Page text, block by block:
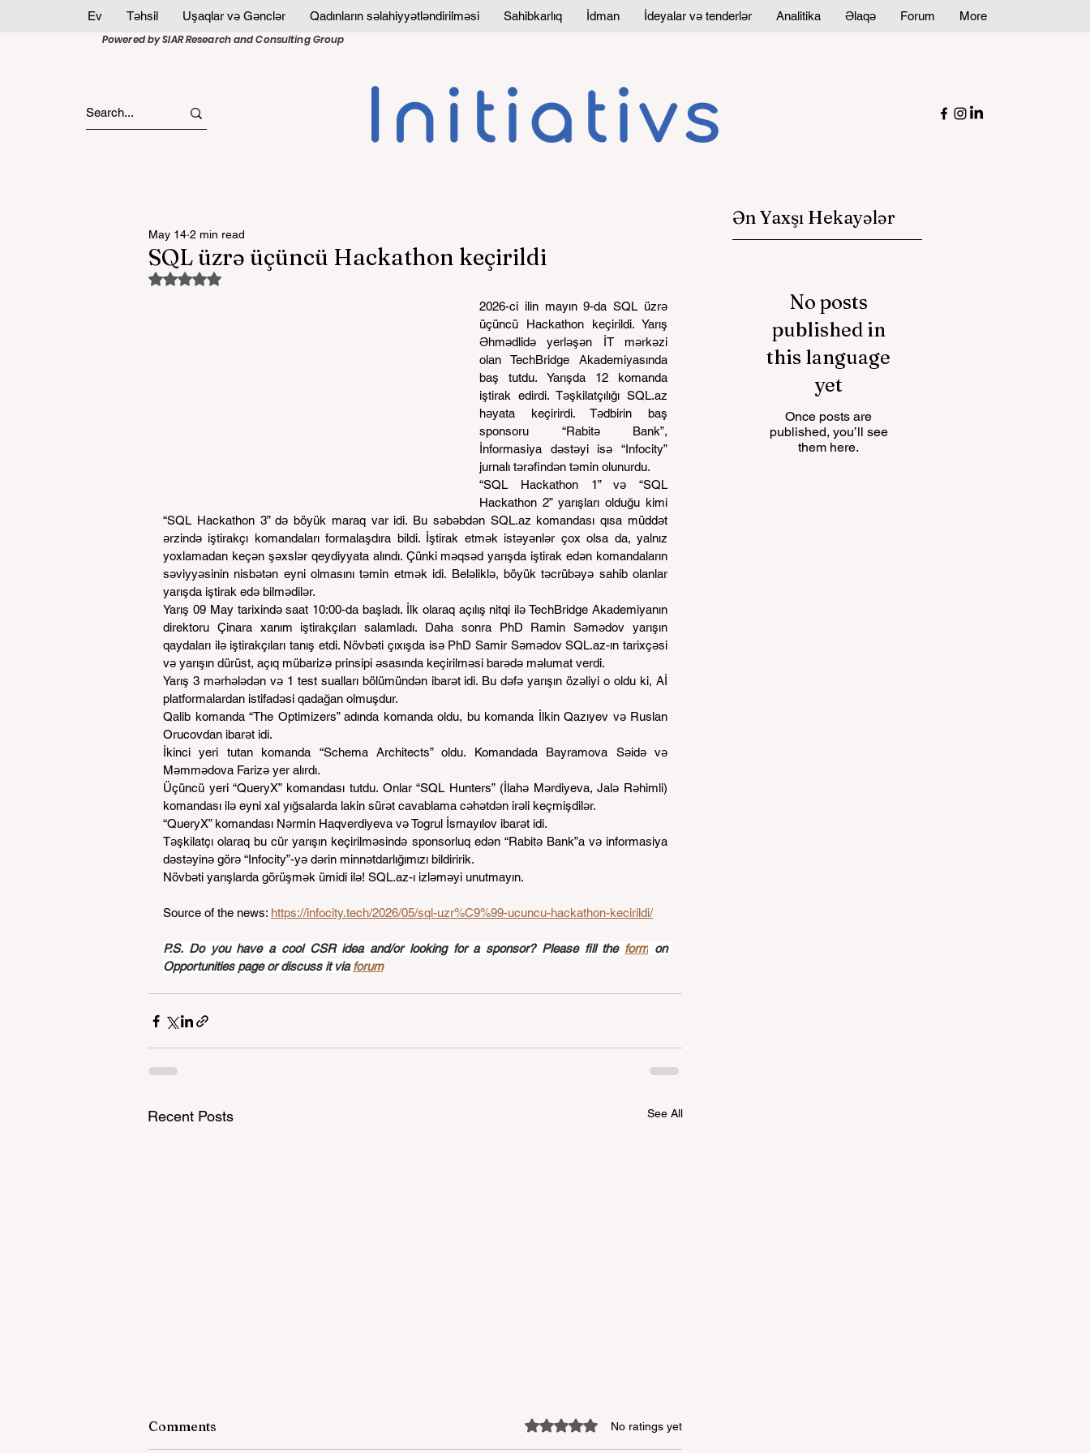
Ev Təhsil Uşaqlar və Gənclər Qadınların səlahiyyətləndirilməsi Sahibkarlıq İdman İdeyalar və tenderlər Analitika Əlaqə Forum
More
Powered by SIAR Research and Consulting Group
SQL üzrə üçüncü Hackathon keçirildi
May 14 2 min read
Rated NaN out of 5 stars.
2026-ci ilin mayın 9-da SQL üzrə
üçüncü Hackathon keçirildi. Yarış
Əhmədlidə yerləşən İT mərkəzi
olan TechBridge Akademiyasında
baş tutdu. Yarışda 12 komanda
iştirak edirdi. Təşkilatçılığı SQL.az
həyata keçirirdi. Tədbirin baş
sponsoru “Rabitə Bank”,
İnformasiya dəstəyi isə “Infocity”
jurnalı tərəfindən təmin olunurdu.
“SQL Hackathon 1” və “SQL
Hackathon 2” yarışları olduğu kimi
“SQL Hackathon 3” də böyük maraq var idi. Bu səbəbdən SQL.az komandası qısa müddət
ərzində iştirakçı komandaları formalaşdıra bildi. İştirak etmək istəyənlər çox olsa da, yalnız
yoxlamadan keçən şəxslər qeydiyyata alındı. Çünki məqsəd yarışda iştirak edən komandaların
səviyyəsinin nisbətən eyni olmasını təmin etmək idi. Beləliklə, böyük təcrübəyə sahib olanlar
yarışda iştirak edə bilmədilər.
Yarış 09 May tarixində saat 10:00-da başladı. İlk olaraq açılış nitqi ilə TechBridge Akademiyanın
direktoru Çinara xanım iştirakçıları salamladı. Daha sonra PhD Ramin Səmədov yarışın
qaydaları ilə iştirakçıları tanış etdi. Növbəti çıxışda isə PhD Samir Səmədov SQL.az-ın tarixçəsi
və yarışın dürüst, açıq mübarizə prinsipi əsasında keçirilməsi barədə məlumat verdi.
Yarış 3 mərhələdən və 1 test sualları bölümündən ibarət idi. Bu dəfə yarışın özəliyi o oldu ki, Aİ
platformalardan istifadəsi qadağan olmuşdur.
Qalib komanda “The Optimizers” adında komanda oldu, bu komanda İlkin Qazıyev və Ruslan
Orucovdan ibarət idi.
İkinci yeri tutan komanda “Schema Architects” oldu. Komandada Bayramova Səidə və
Məmmədova Farizə yer alırdı.
Üçüncü yeri “QueryX” komandası tutdu. Onlar “SQL Hunters” (İlahə Mərdiyeva, Jalə Rəhimli)
komandası ilə eyni xal yığsalarda lakin sürət cavablama cəhətdən irəli keçmişdilər.
“QueryX” komandası Nərmin Haqverdiyeva və Togrul İsmayılov ibarət idi.
Təşkilatçı olaraq bu cür yarışın keçirilməsində sponsorluq edən “Rabitə Bank”a və informasiya
dəstəyinə görə “Infocity”-yə dərin minnətdarlığımızı bildiririk.
Növbəti yarışlarda görüşmək ümidi ilə! SQL.az-ı izləməyi unutmayın.
Source of the news: https://infocity.tech/2026/05/sql-uzr%C9%99-ucuncu-hackathon-kecirildi/
P.S. Do you have a cool CSR idea and/or looking for a sponsor? Please fill the form on
Opportunities page or discuss it via forum
Recent Posts See All
Comments Rated 0 out of 5 stars.No ratings yet
Ən Yaxşı Hekayələr
No posts
published in
this language
yet
Once posts are
published, you’ll see
them here.